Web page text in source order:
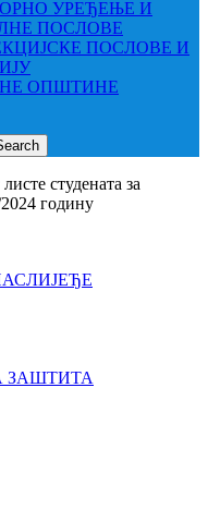
УРЕЂЕЊЕ И
ПОСЛОВЕ
ПОСЛОВЕ И
ОПШТИНЕ
студената за
2024 годину
ЗАШТИТА